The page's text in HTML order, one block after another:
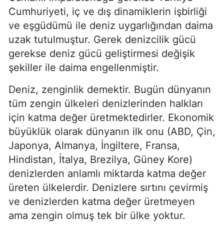
Cumhuriyeti, iç ve dış dinamiklerin işbirliği
ve eşgüdümü ile deniz uygarlığından daima
uzak tutulmuştur. Gerek denizcilik gücü
gerekse deniz gücü geliştirmesi değişik
şekiller ile daima engellenmiştir.
Deniz, zenginlik demektir. Bugün dünyanın
tüm zengin ülkeleri denizlerinden halkları
için katma değer üretmektedirler. Ekonomik
büyüklük olarak dünyanın ilk onu (ABD, Çin,
Japonya, Almanya, İngiltere, Fransa,
Hindistan, İtalya, Brezilya, Güney Kore)
denizlerden anlamlı miktarda katma değer
üreten ülkelerdir. Denizlere sırtını çevirmiş
ve denizlerden katma değer üretmeyen
ama zengin olmuş tek bir ülke yoktur.